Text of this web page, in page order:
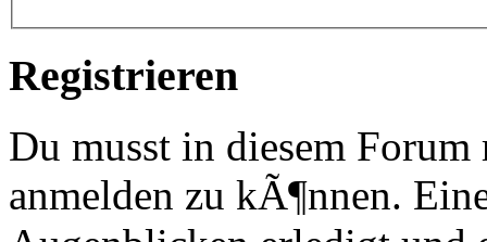
Registrieren
Du musst in diesem
anmelden zu kÃ¶nnen.